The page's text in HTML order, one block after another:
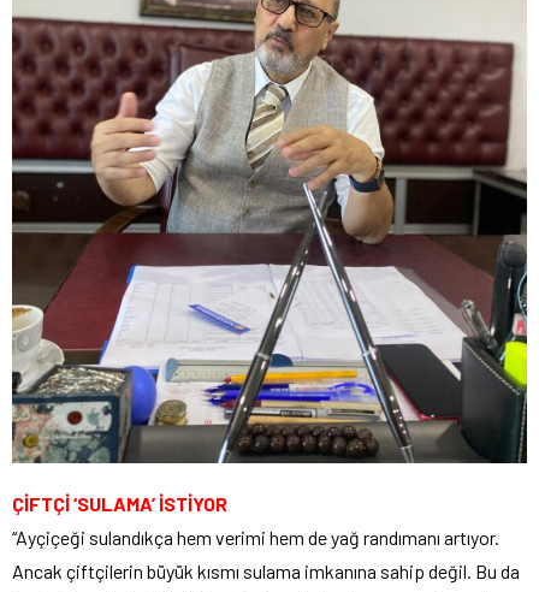
ÇİFTÇİ ‘SULAMA’ İSTİYOR
“Ayçiçeği sulandıkça hem verimi hem de yağ randımanı artıyor.
Ancak çiftçilerin büyük kısmı sulama imkanına sahip değil. Bu da